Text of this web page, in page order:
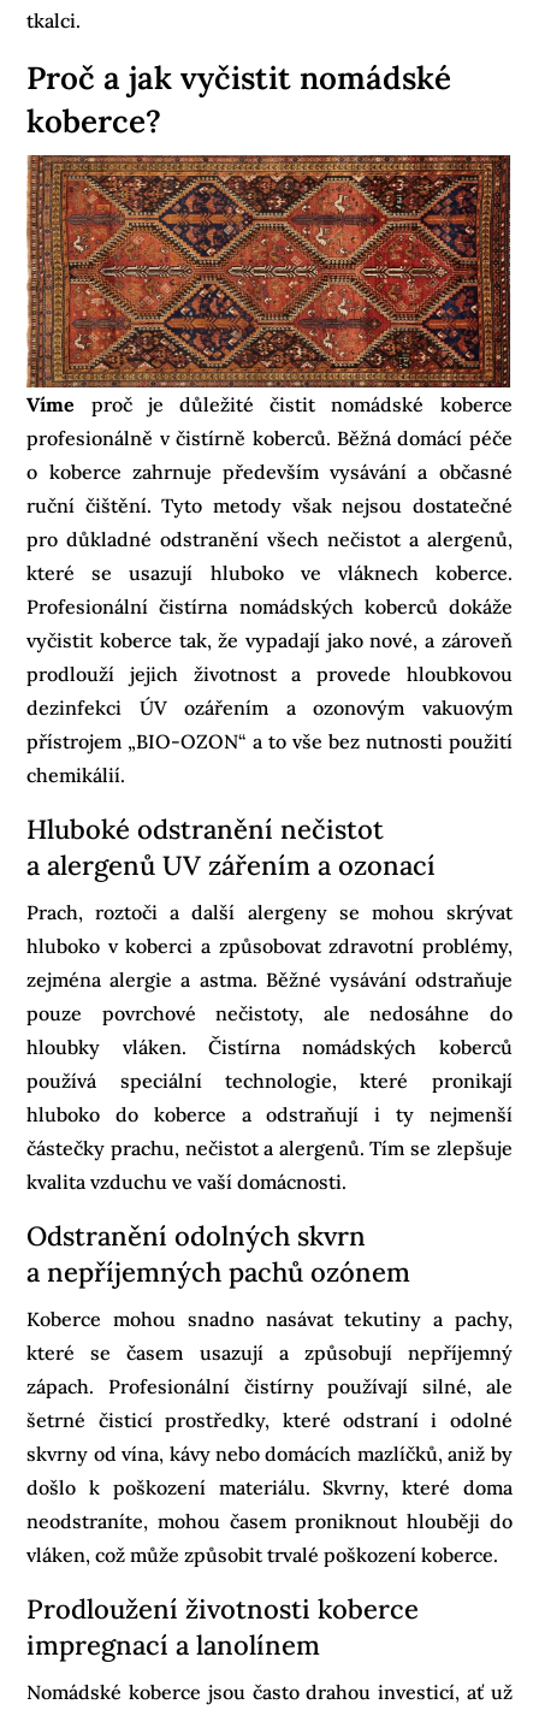
tkalci.
Proč a jak vyčistit nomádské
koberce?
Víme proč je důležité čistit nomádské koberce
profesionálně v čistírně koberců. Běžná domácí péče
o koberce zahrnuje především vysávání a občasné
ruční čištění. Tyto metody však nejsou dostatečné
pro důkladné odstranění všech nečistot a alergenů,
které se usazují hluboko ve vláknech koberce.
Profesionální čistírna nomádských koberců dokáže
vyčistit koberce tak, že vypadají jako nové, a zároveň
prodlouží jejich životnost a provede hloubkovou
dezinfekci ÚV ozářením a ozonovým vakuovým
přístrojem „BIO-OZON“ a to vše bez nutnosti použití
chemikálií.
Hluboké odstranění nečistot
a alergenů UV zářením a ozonací
Prach, roztoči a další alergeny se mohou skrývat
hluboko v koberci a způsobovat zdravotní problémy,
zejména alergie a astma. Běžné vysávání odstraňuje
pouze povrchové nečistoty, ale nedosáhne do
hloubky vláken. Čistírna nomádských koberců
používá speciální technologie, které pronikají
hluboko do koberce a odstraňují i ty nejmenší
částečky prachu, nečistot a alergenů. Tím se zlepšuje
kvalita vzduchu ve vaší domácnosti.
Odstranění odolných skvrn
a nepříjemných pachů ozónem
Koberce mohou snadno nasávat tekutiny a pachy,
které se časem usazují a způsobují nepříjemný
zápach. Profesionální čistírny používají silné, ale
šetrné čisticí prostředky, které odstraní i odolné
skvrny od vína, kávy nebo domácích mazlíčků, aniž by
došlo k poškození materiálu. Skvrny, které doma
neodstraníte, mohou časem proniknout hlouběji do
vláken, což může způsobit trvalé poškození koberce.
Prodloužení životnosti koberce
impregnací a lanolínem
Nomádské koberce jsou často drahou investicí, ať už